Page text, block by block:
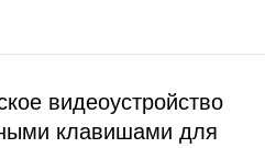
видеоустройство
клавишами для